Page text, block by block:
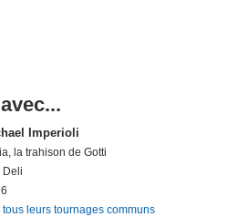
Imperioli
la trahison de Gotti
Deli
tous leurs tournages communs